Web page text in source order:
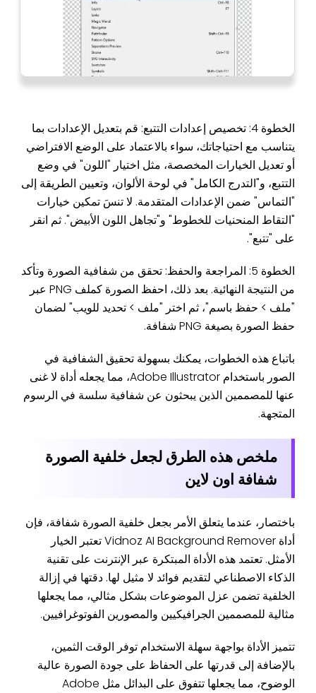
الخطوة 4: تخصيص إعدادات التتبع: قم بتعديل الإعدادات بما
يتناسب مع احتياجاتك، سواء بالاعتماد على الوضع الافتراضي
أو تعديل الخيارات المخصصة، مثل اختيار "اللون" في وضع
التتبع، و"التدرج الكامل" في لوحة الألوان، وتعيين الطريقة إلى
"التماس" ضمن الإعدادات المتقدمة. لا تنسَ تمكين خيارات
"التقاط المنحنيات للخطوط" و"تجاهل اللون الأبيض". ثم انقر
على "تتبع".
الخطوة 5: المراجعة والحفظ: تحقق من شفافية الصورة وتأكد
من النتيجة النهائية. بعد ذلك، احفظ الصورة كملف PNG عبر
"ملف > حفظ باسم"، ثم اختر "ملف > تحديد للويب" لضمان
حفظ الصورة بصيغة PNG شفافة.
باتباع هذه الخطوات، يمكنك بسهولة تحقيق الشفافية في
الصور باستخدام Adobe Illustrator، مما يجعله أداة لا غنى
عنها للمصممين الذين يبحثون عن شفافية سلسة في الرسوم
المتجهة.
ملخص هذه الطرق لجعل خلفية الصورة
شفافة اون لاين
باختصار، عندما يتعلق الأمر بجعل خلفية الصورة شفافة، فإن
أداة Vidnoz AI Background Remover تعتبر الخيار
الأمثل. تعتمد هذه الأداة المبتكرة عبر الإنترنت على تقنية
الذكاء الاصطناعي لتقديم فوائد لا مثيل لها. دقتها في إزالة
الخلفية تضمن عزل الموضوعات بشكل مثالي، مما يجعلها
مثالية للمصممين الجرافيكيين والمصورين الفوتوغرافيين.
تتميز الأداة بواجهة سهلة الاستخدام توفر الوقت الثمين،
بالإضافة إلى قدرتها على الحفاظ على جودة الصورة عالية
الوضوح، مما يجعلها تتفوق على البدائل مثل Adobe